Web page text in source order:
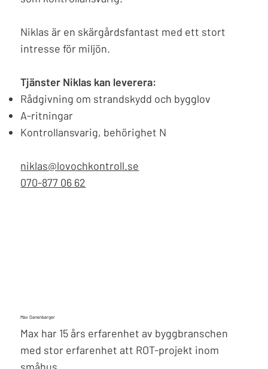
Niklas är en skärgårdsfantast med ett stort
intresse för miljön.
Tjänster Niklas kan leverera:
Rådgivning om strandskydd och bygglov
A-ritningar
Kontrollansvarig, behörighet N
niklas@lovochkontroll.se
070-877 06 62
Max Danenbarger
Max har 15 års erfarenhet av byggbranschen
med stor erfarenhet att ROT-projekt inom